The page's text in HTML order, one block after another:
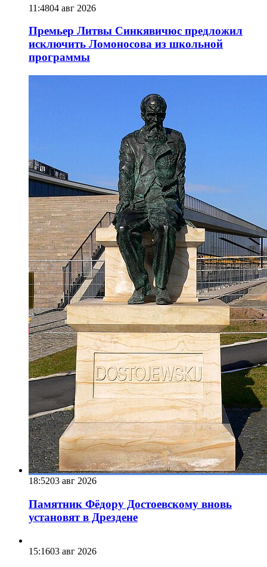
11:4804 авг 2026
Премьер Литвы Синкявичюс предложил
исключить Ломоносова из школьной
программы
18:5203 авг 2026
Памятник Фёдору Достоевскому вновь
установят в Дрездене
15:1603 авг 2026